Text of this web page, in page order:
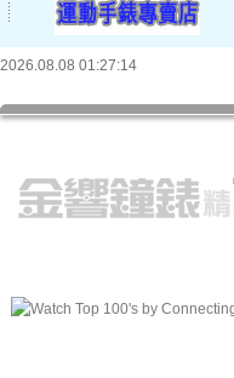
2026.08.08 01:27:14